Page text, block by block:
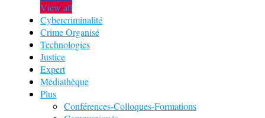
View all
Cybercriminalité
Crime Organisé
Technologies
Justice
Expert
Médiathèque
Plus
Conférences-Colloques-Formations